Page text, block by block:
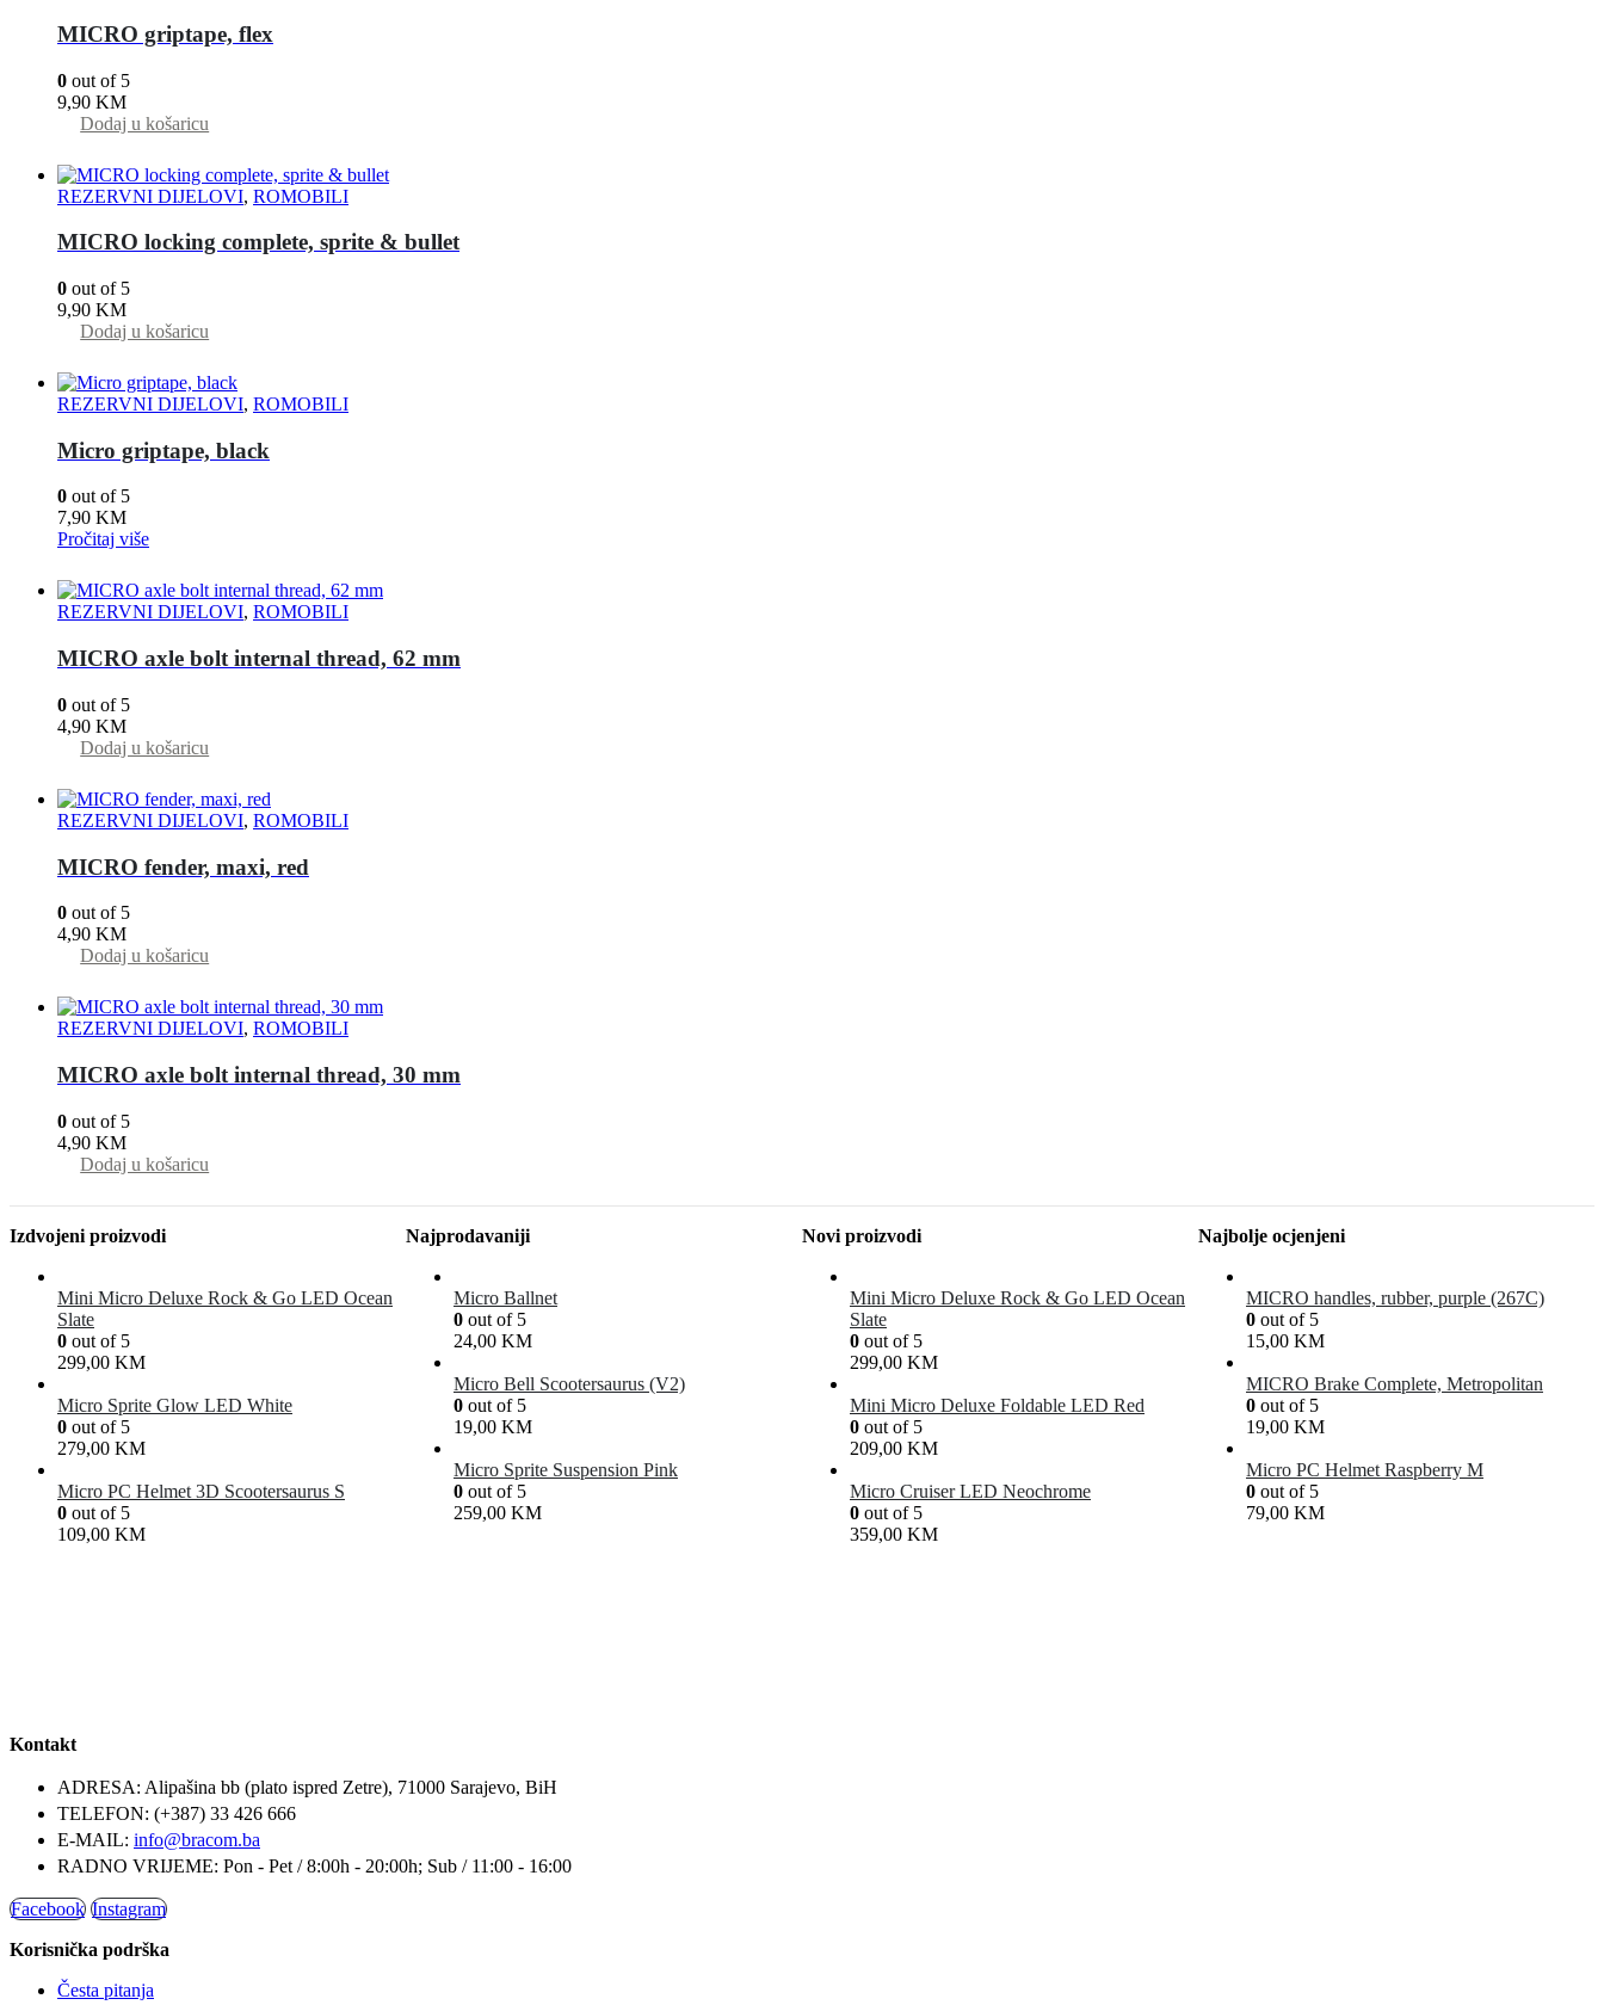
MICRO griptape, flex
0 out of 5
9,90 KM
Dodaj u košaricu
REZERVNI DIJELOVI, ROMOBILI
MICRO locking complete, sprite & bullet
0 out of 5
9,90 KM
Dodaj u košaricu
REZERVNI DIJELOVI, ROMOBILI
Micro griptape, black
0 out of 5
7,90 KM
Pročitaj više
REZERVNI DIJELOVI, ROMOBILI
MICRO axle bolt internal thread, 62 mm
0 out of 5
4,90 KM
Dodaj u košaricu
REZERVNI DIJELOVI, ROMOBILI
MICRO fender, maxi, red
0 out of 5
4,90 KM
Dodaj u košaricu
REZERVNI DIJELOVI, ROMOBILI
MICRO axle bolt internal thread, 30 mm
0 out of 5
4,90 KM
Dodaj u košaricu
Izdvojeni proizvodi
Mini Micro Deluxe Rock & Go LED Ocean
Slate
0 out of 5
299,00 KM
Micro Sprite Glow LED White
0 out of 5
279,00 KM
Micro PC Helmet 3D Scootersaurus S
0 out of 5
109,00 KM
Najprodavaniji
Micro Ballnet
0 out of 5
24,00 KM
Micro Bell Scootersaurus (V2)
0 out of 5
19,00 KM
Micro Sprite Suspension Pink
0 out of 5
259,00 KM
Novi proizvodi
Mini Micro Deluxe Rock & Go LED Ocean
Slate
0 out of 5
299,00 KM
Mini Micro Deluxe Foldable LED Red
0 out of 5
209,00 KM
Micro Cruiser LED Neochrome
0 out of 5
359,00 KM
Najbolje ocjenjeni
MICRO handles, rubber, purple (267C)
0 out of 5
15,00 KM
MICRO Brake Complete, Metropolitan
0 out of 5
19,00 KM
Micro PC Helmet Raspberry M
0 out of 5
79,00 KM
Kontakt
ADRESA: Alipašina bb (plato ispred Zetre), 71000 Sarajevo, BiH
TELEFON: (+387) 33 426 666
E-MAIL: info@bracom.ba
RADNO VRIJEME: Pon - Pet / 8:00h - 20:00h; Sub / 11:00 - 16:00
Facebook Instagram
Korisnička podrška
Česta pitanja